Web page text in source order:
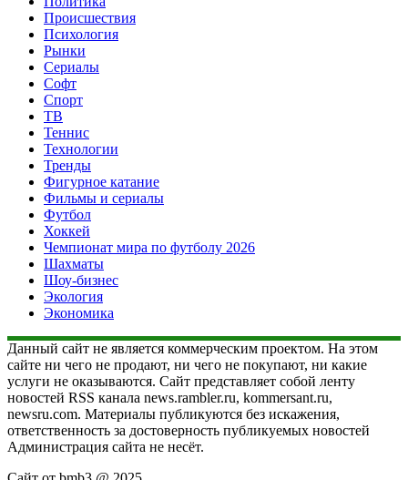
Происшествия
Психология
Рынки
Сериалы
Софт
Спорт
ТВ
Теннис
Технологии
Тренды
Фигурное катание
Фильмы и сериалы
Футбол
Хоккей
Чемпионат мира по футболу 2026
Шахматы
Шоу-бизнес
Экология
Экономика
Данный сайт не является коммерческим проектом. На этом
сайте ни чего не продают, ни чего не покупают, ни какие
услуги не оказываются. Сайт представляет собой ленту
новостей RSS канала news.rambler.ru, kommersant.ru,
newsru.com. Материалы публикуются без искажения,
ответственность за достоверность публикуемых новостей
Администрация сайта не несёт.